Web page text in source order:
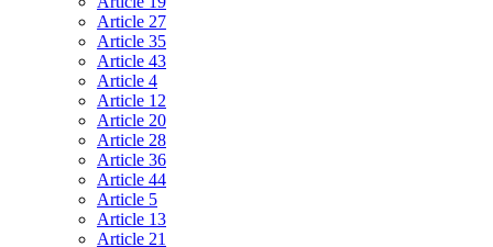
Article 27
Article 35
Article 43
Article 4
Article 12
Article 20
Article 28
Article 36
Article 44
Article 5
Article 13
Article 21